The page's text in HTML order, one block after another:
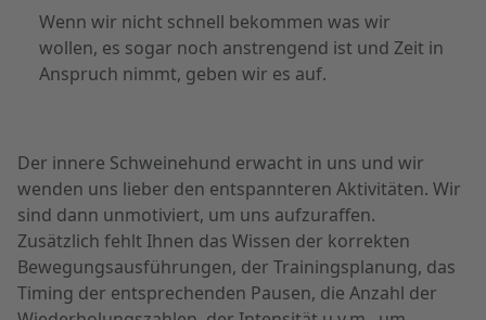
Wenn wir nicht schnell bekommen was wir
wollen, es sogar noch anstrengend ist und Zeit in
Anspruch nimmt, geben wir es auf.
Der innere Schweinehund erwacht in uns und wir
wenden uns lieber den entspannteren Aktivitäten. Wir
sind dann unmotiviert, um uns aufzuraffen.
Zusätzlich fehlt Ihnen das Wissen der korrekten
Bewegungsausführungen, der Trainingsplanung, das
Timing der entsprechenden Pausen, die Anzahl der